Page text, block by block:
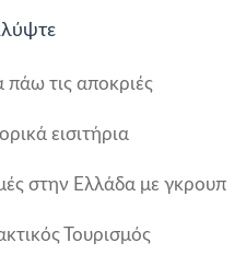
πάω τις αποκριές
εισιτήρια
στην Ελλάδα με γκρουπ
Τουρισμός